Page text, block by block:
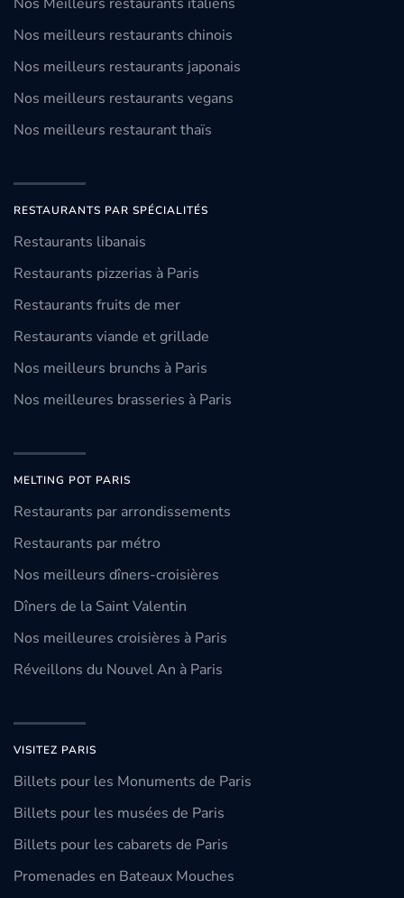
Nos meilleurs restaurants chinois
Nos meilleurs restaurants japonais
Nos meilleurs restaurants vegans
Nos meilleurs restaurant thaïs
RESTAURANTS PAR SPÉCIALITÉS
Restaurants libanais
Restaurants pizzerias à Paris
Restaurants fruits de mer
Restaurants viande et grillade
Nos meilleurs brunchs à Paris
Nos meilleures brasseries à Paris
MELTING POT PARIS
Restaurants par arrondissements
Restaurants par métro
Nos meilleurs dîners-croisières
Dîners de la Saint Valentin
Nos meilleures croisières à Paris
Réveillons du Nouvel An à Paris
VISITEZ PARIS
Billets pour les Monuments de Paris
Billets pour les musées de Paris
Billets pour les cabarets de Paris
Promenades en Bateaux Mouches